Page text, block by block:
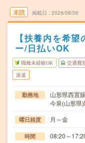
未読 掲載日 2026/08/06
【扶養内を希
ー/日払いOK
職種未経験OK 交通費
派遣
勤務地
山形県西置
今泉(山形県
曜日頻度 月～金
時間 08:20～